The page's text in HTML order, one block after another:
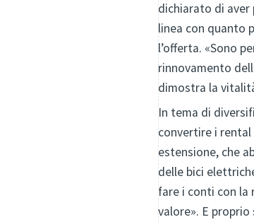
dichiarato di aver
linea con quanto
l’offerta. «Sono
rinnovamento
dimostra la
In tema di
convertire i
estensione, che
delle bici
fare i conti con la
valore». E